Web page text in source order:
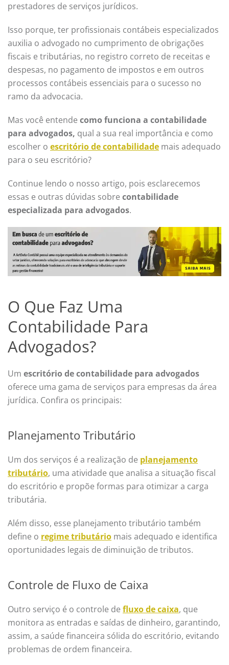
prestadores de serviços jurídicos.
Isso porque, ter profissionais contábeis especializados
auxilia o advogado no cumprimento de obrigações
fiscais e tributárias, no registro correto de receitas e
despesas, no pagamento de impostos e em outros
processos contábeis essenciais para o sucesso no
ramo da advocacia.
Mas você entende como funciona a contabilidade
para advogados, qual a sua real importância e como
escolher o escritório de contabilidade mais adequado
para o seu escritório?
Continue lendo o nosso artigo, pois esclarecemos
essas e outras dúvidas sobre contabilidade
especializada para advogados.
O Que Faz Uma
Contabilidade Para
Advogados?
Um escritório de contabilidade para advogados
oferece uma gama de serviços para empresas da área
jurídica. Confira os principais:
Planejamento Tributário
Um dos serviços é a realização de planejamento
tributário, uma atividade que analisa a situação fiscal
do escritório e propõe formas para otimizar a carga
tributária.
Além disso, esse planejamento tributário também
define o regime tributário mais adequado e identifica
oportunidades legais de diminuição de tributos.
Controle de Fluxo de Caixa
Outro serviço é o controle de fluxo de caixa, que
monitora as entradas e saídas de dinheiro, garantindo,
assim, a saúde financeira sólida do escritório, evitando
problemas de ordem financeira.